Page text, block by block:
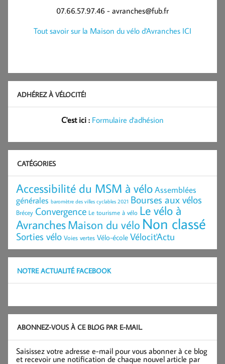
07.66.57.97.46 - avranches@fub.fr
Tout savoir sur la Maison du vélo d'Avranches ICI
ADHÉREZ À VÉLOCITÉ!
C'est ici : Formulaire d'adhésion
CATÉGORIES
Accessibilité du MSM à véloAssemblées
générales baromètre des villes cyclables 2021 Bourses aux vélos
Brécey Convergence Le tourisme à vélo Le vélo à
AvranchesMaison du vélo Non classé
Sorties vélo Voies vertes Vélo-école Vélocit'Actu
NOTRE ACTUALITÉ FACEBOOK
ABONNEZ-VOUS À CE BLOG PAR E-MAIL.
Saisissez votre adresse e-mail pour vous abonner à ce blog
et recevoir une notification de chaque nouvel article par